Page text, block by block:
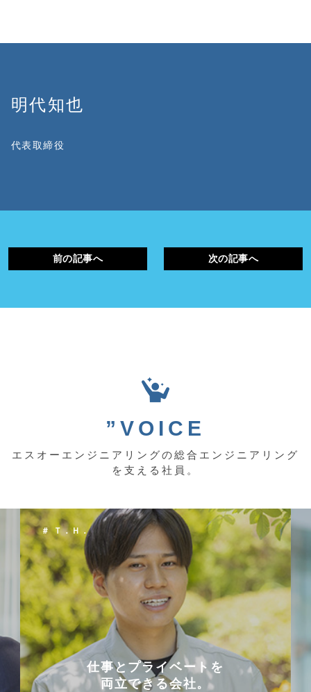
明代知也
代表取締役
前の記事へ 次の記事へ
”VOICE
エスオーエンジニアリングの総合エンジニアリング
を支える社員。
ベートを
会社。
＃ Ｋ．Ｙ．
会社を選んだ理
「これまでに働い